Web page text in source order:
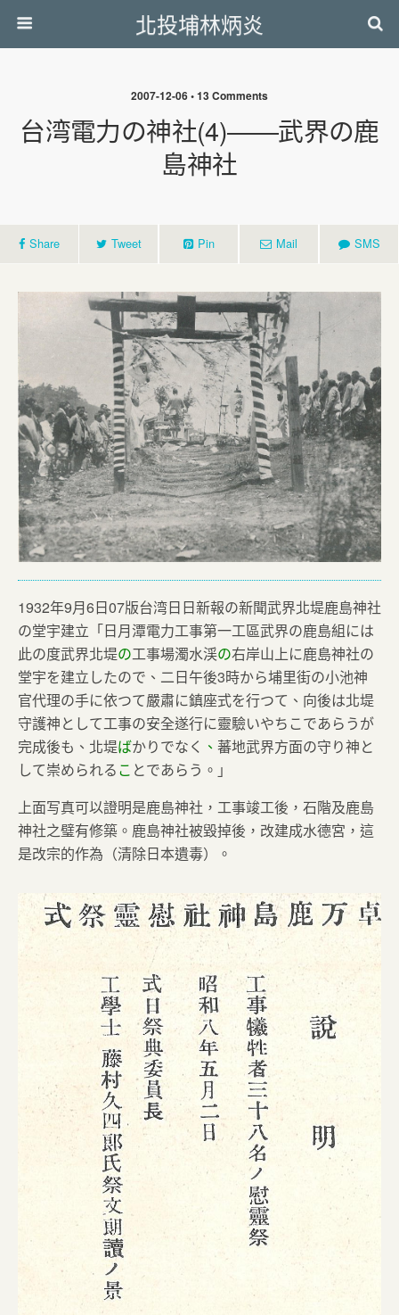
北投埔林炳炎
2007-12-06 • 13 Comments
台湾電力の神社(4)――武界の鹿
島神社
Share Tweet Pin Mail SMS
1932年9月6日07版台湾日日新報の新聞武界北堤鹿島神社
の堂宇建立「日月潭電力工事第一工區武界の鹿島組には
此の度武界北堤の工事場濁水渓の右岸山上に鹿島神社の
堂宇を建立したので、二日午後3時から埔里街の小池神
官代理の手に依つて嚴肅に鎮座式を行つて、向後は北堤
守護神として工事の安全遂行に靈驗いやちこであらうが
完成後も、北堤ばかりでなく 、 蕃地武界方面の守り神と
して崇められるこ とであらう。」
上面写真可以證明是鹿島神社，工事竣工後，石階及鹿島
神社之璧有修築。鹿島神社被毀掉後，改建成水德宮，這
是改宗的作為（清除日本遺毒）。